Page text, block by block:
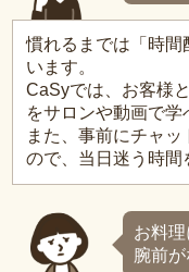
慣れるまでは「時間
います。
CaSyでは、お客様
をサロンや動画で学
また、事前にチャ
ので、当日迷う時間
お料
腕前